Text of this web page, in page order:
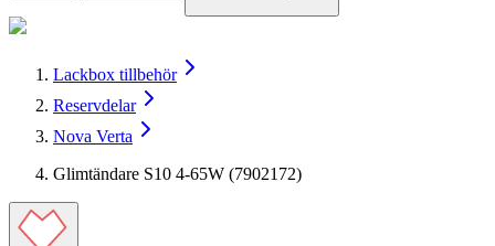
Lackbox tillbehör
Reservdelar
Nova Verta
Glimtändare S10 4-65W (7902172)